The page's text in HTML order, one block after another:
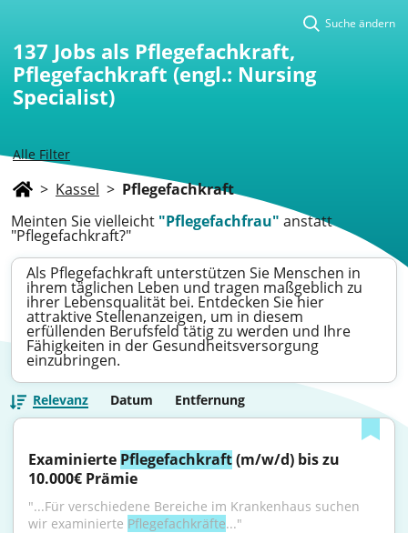
Alle Filter
Suche ändern
137 Jobs als Pflegefachkraft,
Pflegefachkraft (engl.: Nursing
Specialist)
> Kassel > Pflegefachkraft
Meinten Sie vielleicht "Pflegefachfrau" anstatt
"Pflegefachkraft?"
Als Pflegefachkraft unterstützen Sie Menschen in
ihrem täglichen Leben und tragen maßgeblich zu
ihrer Lebensqualität bei. Entdecken Sie hier
attraktive Stellenanzeigen, um in diesem
erfüllenden Berufsfeld tätig zu werden und Ihre
Fähigkeiten in der Gesundheitsversorgung
einzubringen.
Relevanz Datum Entfernung
Examinierte Pflegefachkraft (m/w/d) bis zu
10.000€ Prämie
"...Für verschiedene Bereiche im Krankenhaus suchen
wir examinierte Pflegefachkräfte..."